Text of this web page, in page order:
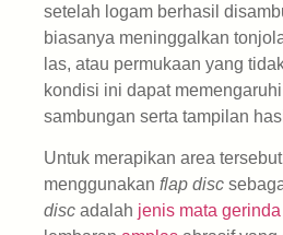
setelah logam berhasil
biasanya meninggalkan
las, atau permukaan yang
kondisi ini dapat
sambungan serta tampilan
Untuk merapikan area
menggunakan flap disc
disc adalah jenis mata gerinda